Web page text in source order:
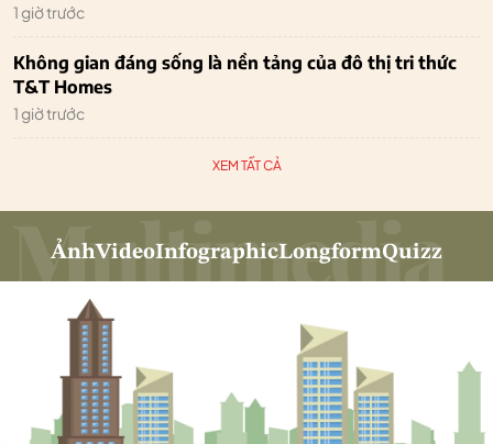
1 giờ trước
Không gian đáng sống là nền tảng của đô thị tri thức
T&T Homes
1 giờ trước
XEM TẤT CẢ
ẢnhVideoInfographicLongformQuizz